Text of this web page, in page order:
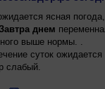
ясная
днем
выше нормы. .
суток
слабый.